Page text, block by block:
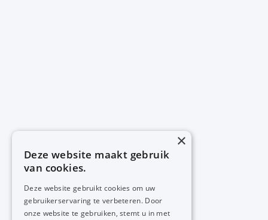
×
Deze website maakt gebruik
van cookies.
Deze website gebruikt cookies om uw
gebruikerservaring te verbeteren. Door
onze website te gebruiken, stemt u in met